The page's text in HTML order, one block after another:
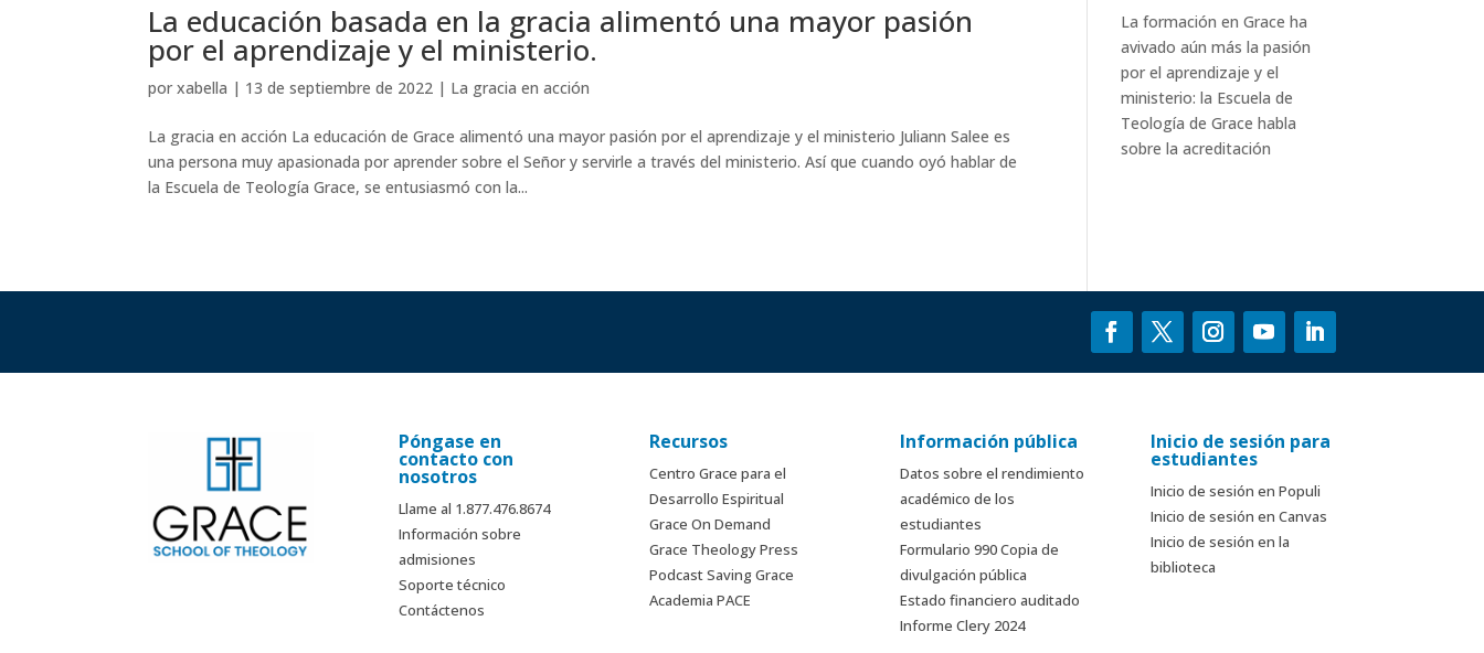
La educación basada en la gracia alimentó una mayor pasión
por el aprendizaje y el ministerio.
porxabella | 13 de septiembre de 2022 | La gracia en acción
La gracia en acción La educación de Grace alimentó una mayor pasión por el aprendizaje y el ministerio Juliann Salee es
una persona muy apasionada por aprender sobre el Señor y servirle a través del ministerio. Así que cuando oyó hablar de
la Escuela de Teología Grace, se entusiasmó con la...
La formación en Grace ha
avivado aún más la pasión
por el aprendizaje y el
ministerio: la Escuela de
Teología de Grace habla
sobrela acreditación
Póngase en
contacto con
nosotros
Llame al 1.877.476.8674
Información sobre
admisiones
Soporte técnico
Contáctenos
Recursos
Centro Grace para el
Desarrollo Espiritual
Grace On Demand
Grace Theology Press
Podcast Saving Grace
Academia PACE
Información pública
Datos sobre el rendimiento
académico de los
estudiantes
Formulario 990 Copia de
divulgación pública
Estado financiero auditado
Informe Clery 2024
Inicio de sesión para
estudiantes
Inicio de sesión en Populi
Inicio de sesión en Canvas
Inicio de sesión en la
biblioteca